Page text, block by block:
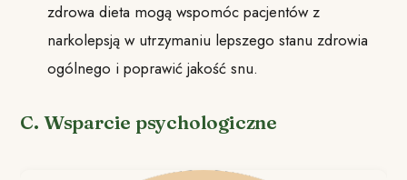
zdrowa dieta mogą wspomóc pacjentów z
narkolepsją w utrzymaniu lepszego stanu zdrowia
ogólnego i poprawić jakość snu.
C. Wsparcie psychologiczne